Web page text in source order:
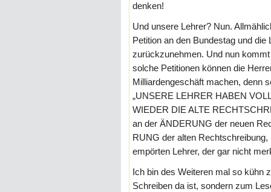
denken!
Und unsere Lehrer? Nun.
Petition an den Bundestag und
zurückzunehmen. Und nun
solche Petitionen können die
Milliardengeschäft machen, denn
„UNSERE LEHRER HABEN
WIEDER DIE ALTE
an der ÄNDERUNG der neuen
RUNG der alten
empörten Lehrer, der gar nicht
Ich bin des Weiteren mal so kühn
Schreiben da ist, sondern zum